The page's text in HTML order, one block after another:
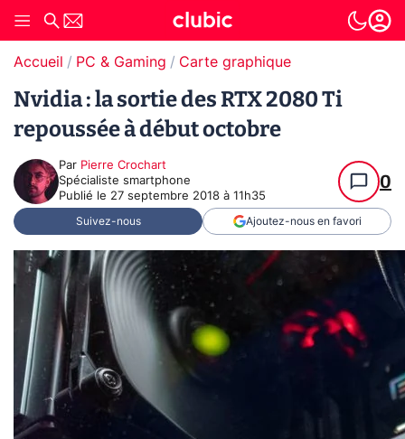
Accueil PC & Gaming Carte graphique
Nvidia : la sortie des RTX 2080 Ti
repoussée à début octobre
Par Pierre Crochart
Spécialiste smartphone
Publié le 27 septembre 2018 à 11h35
0
Suivez-nous Ajoutez-nous en favori